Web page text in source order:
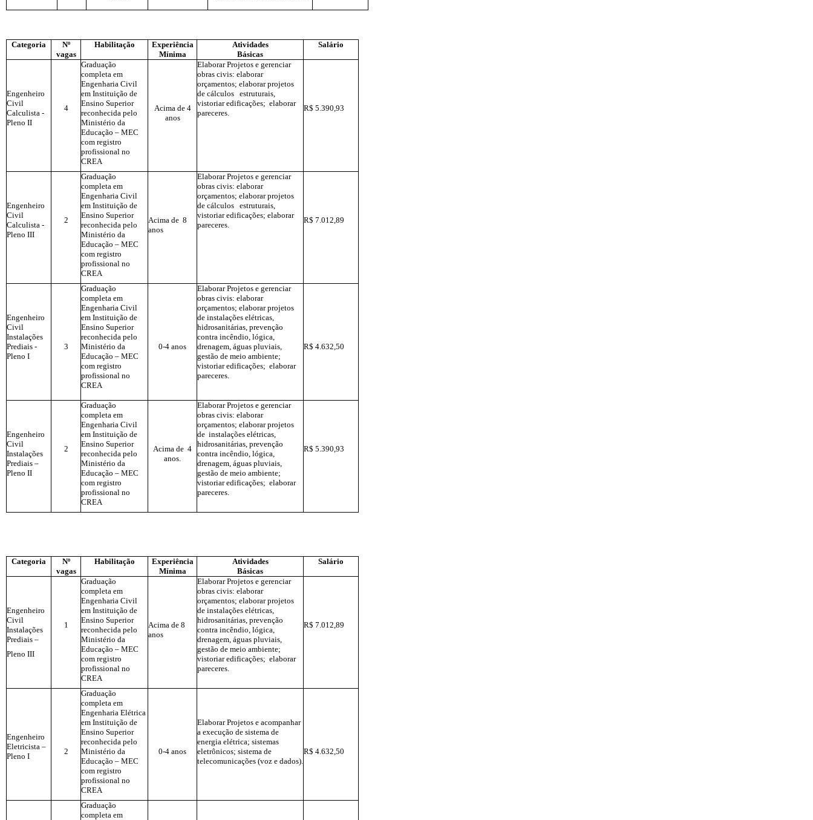
Categoria
Nº
vagas
Habilitação
Experiência
Mínima
Atividades
Básicas
Salário
Engenheiro
Civil
Calculista -
Pleno II
4
Graduação
completa em
Engenharia Civil
em Instituição de
Ensino Superior
reconhecida pelo
Ministério da
Educação – MEC
com registro
profissional no
CREA
Acima de 4
anos
Elaborar Projetos e gerenciar
obras civis: elaborar
orçamentos; elaborar projetos
de cálculos estruturais,
vistoriar edificações; elaborar
pareceres.
R$ 5.390,93
Engenheiro
Civil
Calculista -
Pleno III
2
Graduação
completa em
Engenharia Civil
em Instituição de
Ensino Superior
reconhecida pelo
Ministério da
Educação – MEC
com registro
profissional no
CREA
Acima de 8
anos
Elaborar Projetos e gerenciar
obras civis: elaborar
orçamentos; elaborar projetos
de cálculos estruturais,
vistoriar edificações; elaborar
pareceres.
R$ 7.012,89
Engenheiro
Civil
Instalações
Prediais -
Pleno I
3
Graduação
completa em
Engenharia Civil
em Instituição de
Ensino Superior
reconhecida pelo
Ministério da
Educação – MEC
com registro
profissional no
CREA
0-4 anos
Elaborar Projetos e gerenciar
obras civis: elaborar
orçamentos; elaborar projetos
de instalações elétricas,
hidrosanitárias, prevenção
contra incêndio, lógica,
drenagem, águas pluviais,
gestão de meio ambiente;
vistoriar edificações; elaborar
pareceres.
R$ 4.632,50
Engenheiro
Civil
Instalações
Prediais –
Pleno II
2
Graduação
completa em
Engenharia Civil
em Instituição de
Ensino Superior
reconhecida pelo
Ministério da
Educação – MEC
com registro
profissional no
CREA
Acima de 4
anos.
Elaborar Projetos e gerenciar
obras civis: elaborar
orçamentos; elaborar projetos
de instalações elétricas,
hidrosanitárias, prevenção
contra incêndio, lógica,
drenagem, águas pluviais,
gestão de meio ambiente;
vistoriar edificações; elaborar
pareceres.
R$ 5.390,93
Categoria
Nº
vagas
Habilitação
Experiência
Mínima
Atividades
Básicas
Salário
Engenheiro
Civil
Instalações
Prediais –
Pleno III
1
Graduação
completa em
Engenharia Civil
em Instituição de
Ensino Superior
reconhecida pelo
Ministério da
Educação – MEC
com registro
profissional no
CREA
Acima de 8
anos
Elaborar Projetos e gerenciar
obras civis: elaborar
orçamentos; elaborar projetos
de instalações elétricas,
hidrosanitárias, prevenção
contra incêndio, lógica,
drenagem, águas pluviais,
gestão de meio ambiente;
vistoriar edificações; elaborar
pareceres.
R$ 7.012,89
Engenheiro
Eletricista –
Pleno I
2
Graduação
completa em
Engenharia Elétrica
em Instituição de
Ensino Superior
reconhecida pelo
Ministério da
Educação – MEC
com registro
profissional no
CREA
0-4 anos
Elaborar Projetos e acompanhar
a execução de sistema de
energia elétrica; sistemas
eletrônicos; sistema de
telecomunicações (voz e dados).
R$ 4.632,50
Graduação
completa em